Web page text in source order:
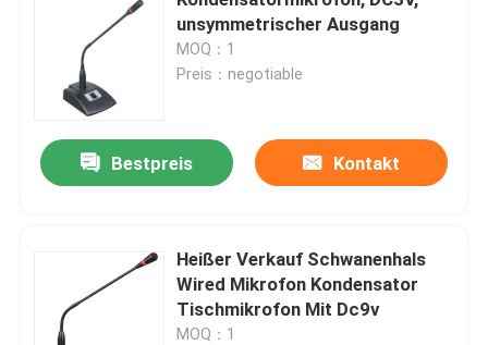
unsymmetrischer Ausgang
MOQ：1
Preis：negotiable
Bestpreis Kontakt
Heißer Verkauf Schwanenhals
Wired Mikrofon Kondensator
Tischmikrofon Mit Dc9v
MOQ：1